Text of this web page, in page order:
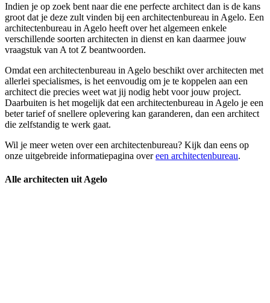
Indien je op zoek bent naar die ene perfecte architect dan is de kans
groot dat je deze zult vinden bij een architectenbureau in Agelo. Een
architectenbureau in Agelo heeft over het algemeen enkele
verschillende soorten architecten in dienst en kan daarmee jouw
vraagstuk van A tot Z beantwoorden.
Omdat een architectenbureau in Agelo beschikt over architecten met
allerlei specialismes, is het eenvoudig om je te koppelen aan een
architect die precies weet wat jij nodig hebt voor jouw project.
Daarbuiten is het mogelijk dat een architectenbureau in Agelo je een
beter tarief of snellere oplevering kan garanderen, dan een architect
die zelfstandig te werk gaat.
Wil je meer weten over een architectenbureau? Kijk dan eens op
onze uitgebreide informatiepagina overeen architectenbureau.
Alle architecten uit Agelo